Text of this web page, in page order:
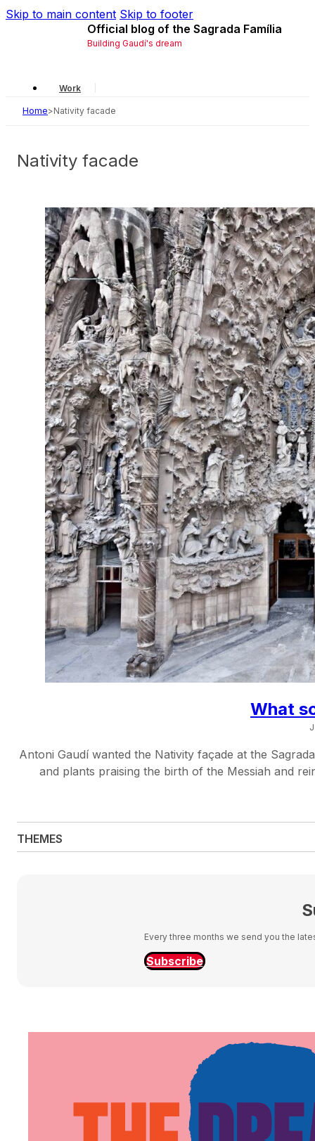
Skip to main content Skip to footer
Official blog of the Sagrada Família
Building Gaudí's dream
Work
Gaudí
History
Home>Nativity facade
Nativity facade
What
Antoni Gaudí wanted the Nativity façade at the
and plants praising the birth of the Messiah and
THEMES
Every three months we send you the
Subscribe